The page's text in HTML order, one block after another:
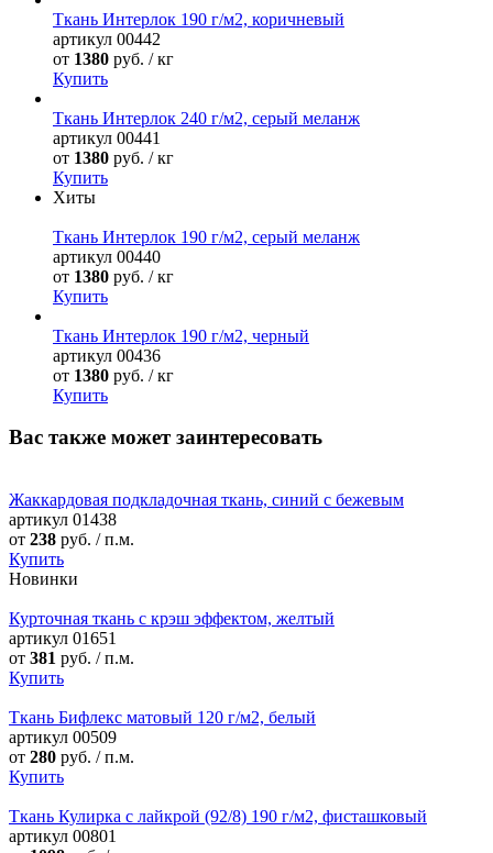
Ткань Интерлок 190 г/м2, коричневый
артикул 00442
от 1380 руб. / кг
Купить
Ткань Интерлок 240 г/м2, серый меланж
артикул 00441
от 1380 руб. / кг
Купить
Хиты
Ткань Интерлок 190 г/м2, серый меланж
артикул 00440
от 1380 руб. / кг
Купить
Ткань Интерлок 190 г/м2, черный
артикул 00436
от 1380 руб. / кг
Купить
Вас также может заинтересовать
Жаккардовая подкладочная ткань, синий с бежевым
артикул 01438
от 238 руб. / п.м.
Купить
Новинки
Курточная ткань с крэш эффектом, желтый
артикул 01651
от 381 руб. / п.м.
Купить
Ткань Бифлекс матовый 120 г/м2, белый
артикул 00509
от 280 руб. / п.м.
Купить
Ткань Кулирка с лайкрой (92/8) 190 г/м2, фисташковый
артикул 00801